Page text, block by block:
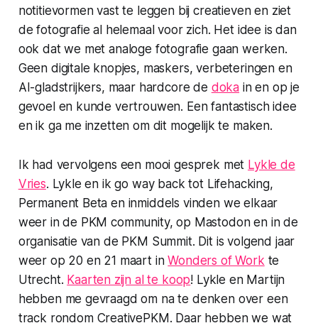
notitievormen vast te leggen bij creatieven en ziet
de fotografie al helemaal voor zich. Het idee is dan
ook dat we met analoge fotografie gaan werken.
Geen digitale knopjes, maskers, verbeteringen en
AI-gladstrijkers, maar hardcore de doka in en op je
gevoel en kunde vertrouwen. Een fantastisch idee
en ik ga me inzetten om dit mogelijk te maken.
Ik had vervolgens een mooi gesprek met Lykle de
Vries. Lykle en ikgo way back tot Lifehacking,
Permanent Beta en inmiddels vinden we elkaar
weer in de PKM community, op Mastodon en in de
organisatie van de PKM Summit. Dit is volgend jaar
weer op 20 en 21 maart inWonders of Work te
Utrecht. Kaarten zijn al te koop! Lykle en Martijn
hebben me gevraagd om na te denken over een
track rondom CreativePKM . Daar hebben we wat